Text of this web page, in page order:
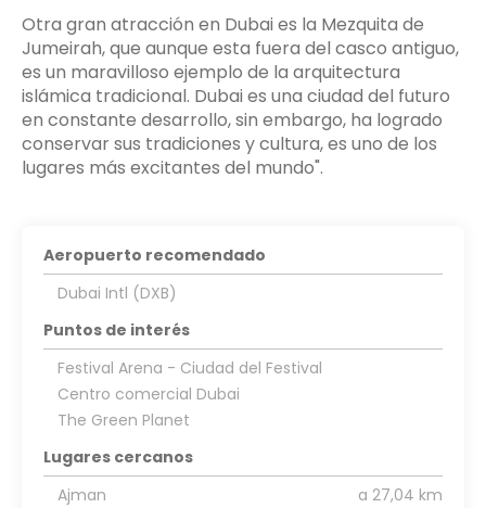
Otra gran atracción en Dubai es la Mezquita de
Jumeirah, que aunque esta fuera del casco antiguo,
es un maravilloso ejemplo de la arquitectura
islámica tradicional. Dubai es una ciudad del futuro
en constante desarrollo, sin embargo, ha logrado
conservar sus tradiciones y cultura, es uno de los
lugares más excitantes del mundo".
Aeropuerto recomendado
Dubai Intl (DXB)
Puntos de interés
Festival Arena - Ciudad del Festival
Centro comercial Dubai
The Green Planet
Lugares cercanos
Ajman
a 27,04 km